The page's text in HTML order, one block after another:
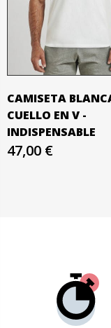
CAMISETA
CUELLO EN V -
INDISPENSABLE
47,00 €